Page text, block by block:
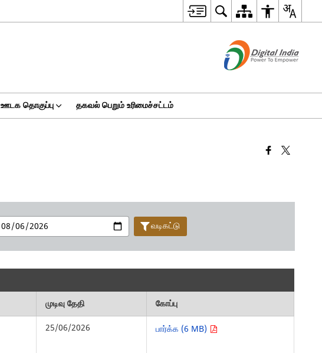
ஊடக தொகுப்பு தகவல் பெறும் உரிமைச்சட்டம்
வடிகட்டு
முடிவு தேதி
கோப்பு
25/06/2026 பார்க்க (6 MB)